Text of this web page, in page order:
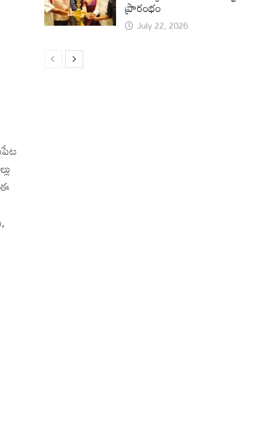
ప్రారంభం
July 22, 2026